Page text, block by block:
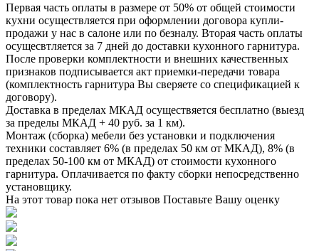
Первая часть оплаты в размере от 50% от общей стоимости
кухни осуществляется при оформлении договора купли-
продажи у нас в салоне или по безналу. Вторая часть оплаты
осущесвтляется за 7 дней до доставки кухонного гарнитура.
После проверки комплектности и внешних качественных
признаков подписывается акт приемки-передачи товара
(комплектность гарнитура Вы сверяете со спецификацией к
договору).
Доставка в пределах МКАД осуществяется бесплатно (выезд
за пределы МКАД + 40 руб. за 1 км).
Монтаж (сборка) мебели без установки и подключения
техники составляет 6% (в пределах 50 км от МКАД), 8% (в
пределах 50-100 км от МКАД) от стоимости кухонного
гарнитура. Оплачивается по факту сборки непосредственно
установщику.
На этот товар пока нет отзывов Поставьте Вашу оценку